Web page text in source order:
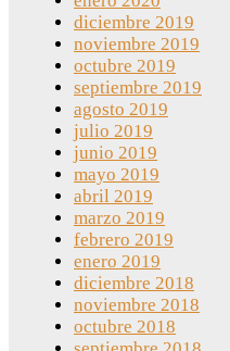
diciembre 2019
noviembre 2019
octubre 2019
septiembre 2019
agosto 2019
julio 2019
junio 2019
mayo 2019
abril 2019
marzo 2019
febrero 2019
enero 2019
diciembre 2018
noviembre 2018
octubre 2018